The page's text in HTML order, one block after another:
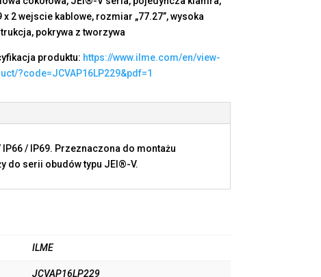
x 2 wejscie kablowe, rozmiar „77.27”, wysoka
pokrywa z tworzywa
produktu: https://www.ilme.com/en/view-
?code=JCVAP16LP229&pdf=1
/ IP69. Przeznaczona do montażu
do serii obudów typu JEI®-V.
ILME
JCVAP16LP229